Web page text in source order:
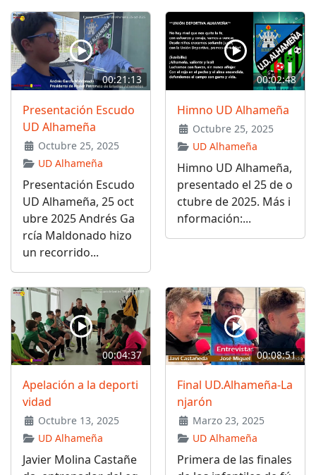
00:21:13
Presentación Escudo
UD Alhameña
Octubre 25, 2025
UD Alhameña
Presentación Escudo
UD Alhameña, 25 oct
ubre 2025 Andrés Ga
rcía Maldonado hizo
un recorrido...
00:02:48
Himno UD Alhameña
Octubre 25, 2025
UD Alhameña
Himno UD Alhameña,
presentado el 25 de o
ctubre de 2025. Más i
nformación:...
00:04:37
Apelación a la deporti
vidad
Octubre 13, 2025
UD Alhameña
Javier Molina Castañe
00:08:51
Final UD.Alhameña-La
njarón
Marzo 23, 2025
UD Alhameña
Primera de las finales